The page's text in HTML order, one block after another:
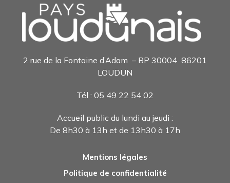
2 rue de la Fontaine d’Adam – BP 30004 86201
LOUDUN
Tél : 05 49 22 54 02
Accueil public du lundi au jeudi :
De 8h30 à 13h et de 13h30 à 17h
Mentions légales
Politique de confidentialité